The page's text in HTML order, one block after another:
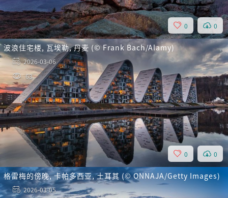
0 0
波浪住宅楼, 瓦埃勒, 丹麦 (© Frank Bach/Alamy)
2026-03-06
63
0 0
格雷梅的傍晚, 卡帕多西亚, 土耳其 (© ONNAJA/Getty Images)
2026-03-05